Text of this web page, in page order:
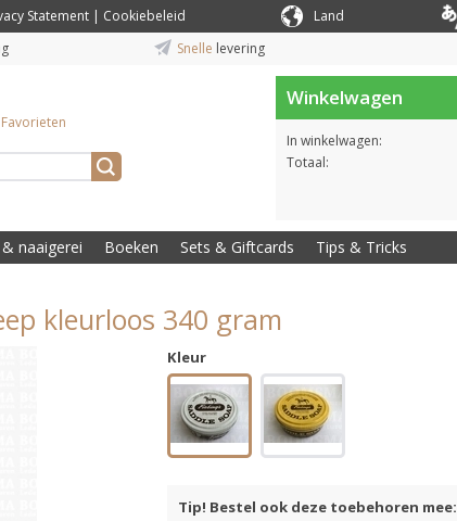
Statement | Cookiebeleid Land
Snelle levering
Favorieten
Winkelwagen
In winkelwagen:
Totaal:
naaigerei Boeken Sets & Giftcards Tips & Tricks
kleurloos 340 gram
Kleur
Tip! Bestel ook deze toebehoren mee: